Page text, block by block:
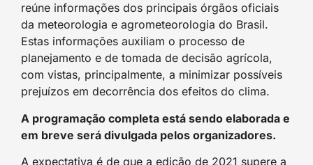
reúne informações dos principais órgãos oficiais
da meteorologia e agrometeorologia do Brasil.
Estas informações auxiliam o processo de
planejamento e de tomada de decisão agrícola,
com vistas, principalmente, a minimizar possíveis
prejuízos em decorrência dos efeitos do clima.
A programação completa está sendo elaborada e
em breve será divulgada pelos organizadores.
A expectativa é de que a edição de 2021 supere a